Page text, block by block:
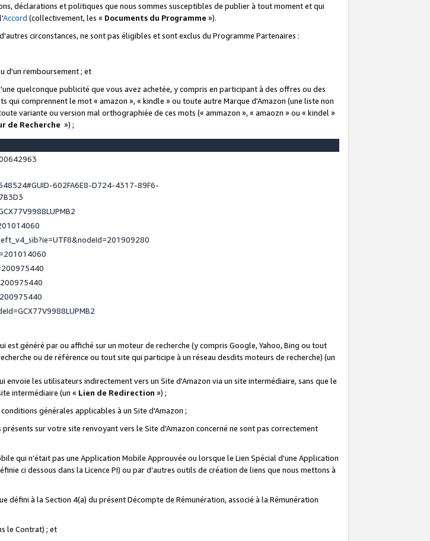
déclarations et politiques que nous sommes susceptibles de publier à tout moment et qui
Accord (collectivement, les « Documents du Programme »).
circonstances, ne sont pas éligibles et sont exclus du Programme Partenaires :
d'un remboursement ; et
quelconque publicité que vous avez achetée, y compris en participant à des offres ou des
qui comprennent le mot « amazon », « kindle » ou toute autre Marque d'Amazon (une liste non
variante ou version mal orthographiée de ces mots (« ammazon », « amaozn » ou « kindel »
de Recherche ») ;
602FA6E8-D724-4317-89F6-
généré par ou affiché sur un moteur de recherche (y compris Google, Yahoo, Bing ou tout
ou de référence ou tout site qui participe à un réseau desdits moteurs de recherche) (un
les utilisateurs indirectement vers un Site d'Amazon via un site intermédiaire, sans que le
intermédiaire (un « Lien de Redirection ») ;
générales applicables à un Site d'Amazon ;
sur votre site renvoyant vers le Site d’Amazon concerné ne sont pas correctement
qui n’était pas une Application Mobile Approuvée ou lorsque le Lien Spécial d'une Application
ci dessous dans la Licence PI) ou par d’autres outils de création de liens que nous mettons à
à la Section 4(a) du présent Décompte de Rémunération, associé à la Rémunération
le Contrat) ; et